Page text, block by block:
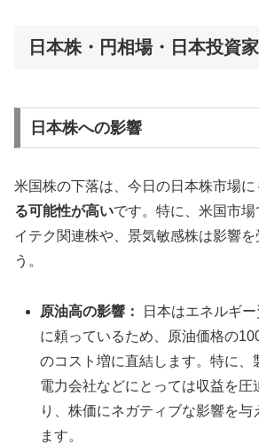
日本株・円相場・日本投資
日本株への影響
米国株の下落は、今日の日本株市場に
る可能性が高いです。特に、米国市
イテク関連株や、景気敏感株は影響を
う。
原油高の影響：
日本はエネルギ
に頼っているため、原油価格の
のコスト増に直結します。特に、
電力会社などにとっては収益を圧
り、株価にネガティブな影響を与
ます。